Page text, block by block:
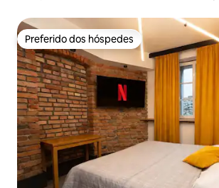
Preferido dos hóspedes
Preferido dos hóspedes